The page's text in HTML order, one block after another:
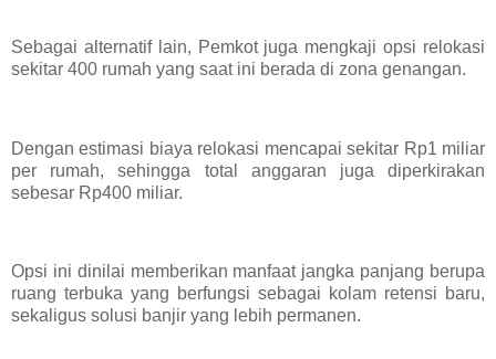
Sebagai alternatif lain, Pemkot juga mengkaji opsi relokasi
sekitar 400 rumah yang saat ini berada di zona genangan.
Dengan estimasi biaya relokasi mencapai sekitar Rp1 miliar
per rumah, sehingga total anggaran juga diperkirakan
sebesar Rp400 miliar.
Opsi ini dinilai memberikan manfaat jangka panjang berupa
ruang terbuka yang berfungsi sebagai kolam retensi baru,
sekaligus solusi banjir yang lebih permanen.